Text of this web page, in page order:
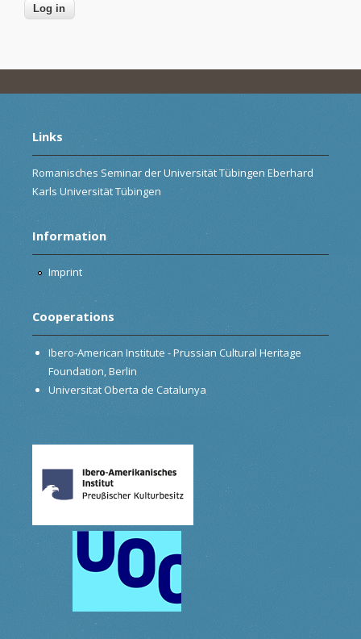
Links
Romanisches Seminar der Universität Tübingen Eberhard
Karls Universität Tübingen
Information
Imprint
Cooperations
Ibero-American Institute - Prussian Cultural Heritage
Foundation, Berlin
Universitat Oberta de Catalunya